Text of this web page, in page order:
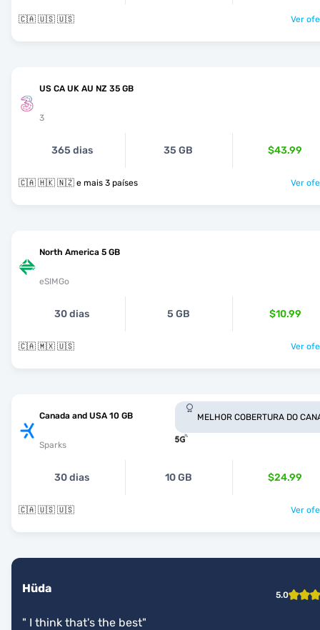
🇨🇦 🇺🇸 🇺🇸 Ver
US CA UK AU NZ 35 GB
3
365 dias 35 GB $43.99
🇨🇦 🇭🇰 🇳🇿 e mais 3 países Ver
North America 5 GB
eSIMGo
30 dias 5 GB $10.99
🇨🇦 🇲🇽 🇺🇸 Ver
Canada and USA 10 GB
Sparks
MELHOR COBERTURA DO
30 dias 10 GB $24.99
🇨🇦 🇺🇸 🇺🇸 Ver
Hüda 5.0
" I think that's the best"